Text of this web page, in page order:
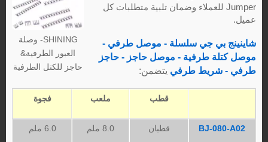
SHINING- وصلة
العبور الطرفية&
حاجز للكتل الطرفية
Jumper للعملاء وضمان تلبية متطلبات كل
عميل.
شاينينج بي جي سلسلة - موصل طرفي -
موصل كتلة طرفية - موصل حاجز - حاجز
طرفي - شريط طرفي يتضمن:
قطب ملعب فجوة
BJ-080-A02 قطبان 8.0 ملم 6.0 ملم